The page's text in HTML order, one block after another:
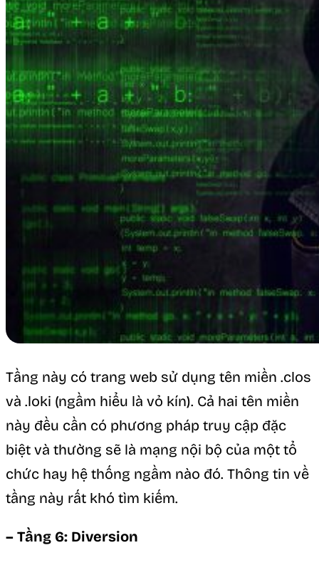
Tầng này có trang web sử dụng tên miền .clos
và .loki (ngầm hiểu là vỏ kín). Cả hai tên miền
này đều cần có phương pháp truy cập đặc
biệt và thường sẽ là mạng nội bộ của một tổ
chức hay hệ thống ngầm nào đó. Thông tin về
tầng này rất khó tìm kiếm.
– Tầng 6: Diversion